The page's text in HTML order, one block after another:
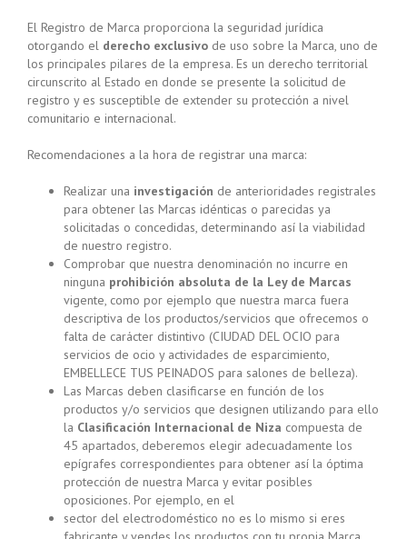
El Registro de Marca proporciona la seguridad jurídica
otorgando el derecho exclusivo de uso sobre la Marca, uno de
los principales pilares de la empresa. Es un derecho territorial
circunscrito al Estado en donde se presente la solicitud de
registro y es susceptible de extender su protección a nivel
comunitario e internacional.
Recomendaciones a la hora de registrar una marca:
Realizar una investigación de anterioridades registrales
para obtener las Marcas idénticas o parecidas ya
solicitadas o concedidas, determinando así la viabilidad
de nuestro registro.
Comprobar que nuestra denominación no incurre en
ninguna prohibición absoluta de la Ley de Marcas
vigente, como por ejemplo que nuestra marca fuera
descriptiva de los productos/servicios que ofrecemos o
falta de carácter distintivo (CIUDAD DEL OCIO para
servicios de ocio y actividades de esparcimiento,
EMBELLECE TUS PEINADOS para salones de belleza).
Las Marcas deben clasificarse en función de los
productos y/o servicios que designen utilizando para ello
la Clasificación Internacional de Niza compuesta de
45 apartados, deberemos elegir adecuadamente los
epígrafes correspondientes para obtener así la óptima
protección de nuestra Marca y evitar posibles
oposiciones. Por ejemplo, en el
sector del electrodoméstico no es lo mismo si eres